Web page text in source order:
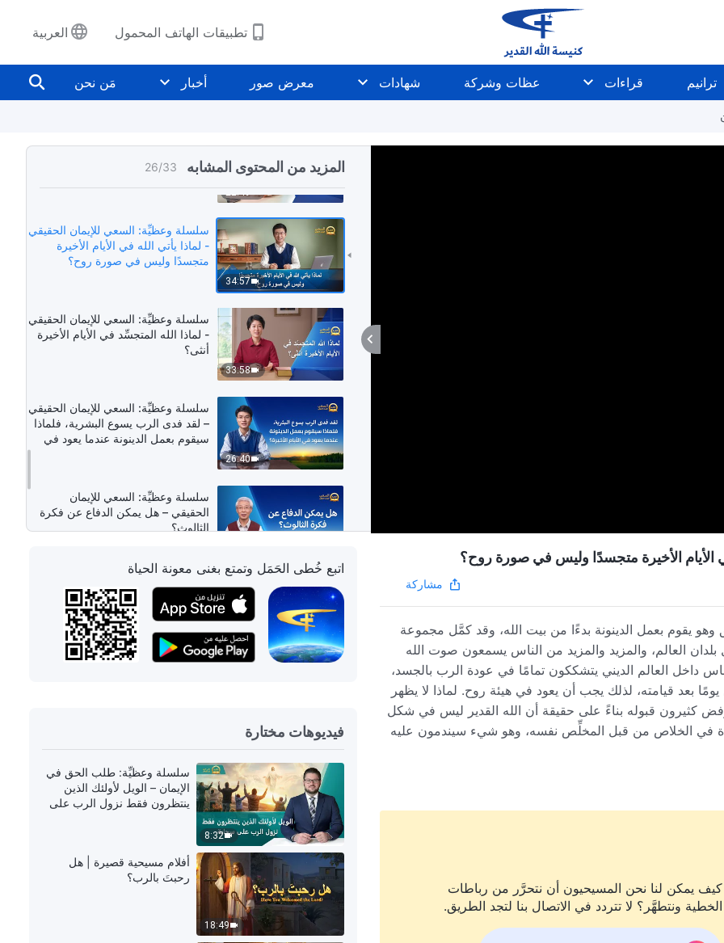
تطبيقات الهاتف المحمول العربية
ترانيم قراءات عظات وشركة شهادات معرض صور أخبار مَن نحن
المزيد من المحتوى المشابه 26/33
33:56
الحقيقي – هل سيظل المخلِّص يدعى
يسوع عندما يعود؟
22:49
- من هو الإله الواحد الحق؟
34:57
سلسلة وعظيِّة: السعي للإيمان الحقيقي
- لماذا يأتي الله في الأيام الأخيرة
متجسدًا وليس في صورة روح؟
33:58
سلسلة وعظيِّة: السعي للإيمان الحقيقي
- لماذا الله المتجسِّد في الأيام الأخيرة
أنثى؟
26:40
سلسلة وعظيِّة: السعي للإيمان الحقيقي
– لقد فدى الرب يسوع البشرية، فلماذا
سيقوم بعمل الدينونة عندما يعود في
سلسلة وعظيِّة: السعي للإيمان
الحقيقي – هل يمكن الدفاع عن فكرة
الثالوث؟
37:39
سلسلة وعظيِّة: السعي للإيمان الحقيقي
– من بوسعه تخليص البشرية وإحداث
ثورة في مصيرنا؟
26:16
سلسلة وعظيِّة: السعي للإيمان
الحقيقي – ماذا قصد الرب يسوع حقًا
عندما قال على الصليب "قد أُكمل"؟
17:03
سلسلة وعظيِّة: السعي للإيمان
الحقيقي – كيف يخلِّص المخلِّص البشرية
عندما يأتي
الأيام الأخيرة متجسدًا وليس في صورة روح؟
مشاركة
وهو يقوم بعمل الدينونة بدءًا من بيت الله، وقد كمَّل مجموعة
العالم، والمزيد والمزيد من الناس يسمعون صوت الله
داخل العالم الديني يتشككون تمامًا في عودة الرب بالجسد،
بعد قيامته، لذلك يجب أن يعود في هيئة روح. لماذا لا يظهر
كثيرون قبوله بناءً على حقيقة أن الله القدير ليس في شكل
في الخلاص من قبل المخلِّص نفسه، وهو شيء سيندمون عليه
عن عمل الله.
كيف يمكن لنا نحن المسيحيون أن نتحرَّر من رباطات
الخطية ونتطهَّر؟ لا تتردد في الاتصال بنا لتجد الطريق.
اتبع خُطى الحَمَل وتمتع بغنى معونة الحياة
فيديوهات مختارة
8:32
سلسلة وعظيِّة: طلب الحق في
الإيمان – الويل لأولئك الذين
ينتظرون فقط نزول الرب على
18:49
أفلام مسيحية قصيرة | هل
رحبتَ بالرب؟